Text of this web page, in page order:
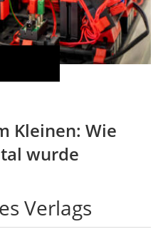
Kleinen: Wie
wurde
Verlags